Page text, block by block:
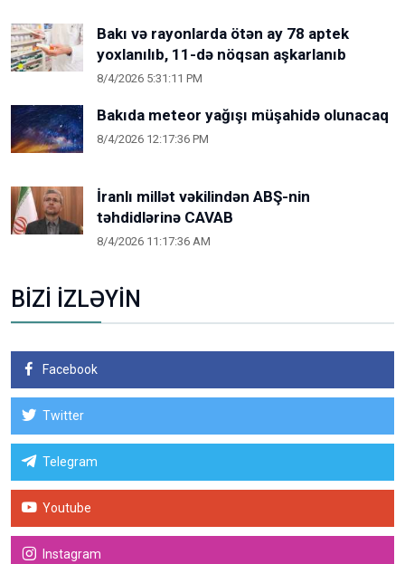
Bakı və rayonlarda ötən ay 78 aptek
yoxlanılıb, 11-də nöqsan aşkarlanıb
8/4/2026 5:31:11 PM
Bakıda meteor yağışı müşahidə olunacaq
8/4/2026 12:17:36 PM
İranlı millət vəkilindən ABŞ-nin
təhdidlərinə CAVAB
8/4/2026 11:17:36 AM
BİZİ İZLƏYİN
Facebook
Twitter
Telegram
Youtube
Instagram